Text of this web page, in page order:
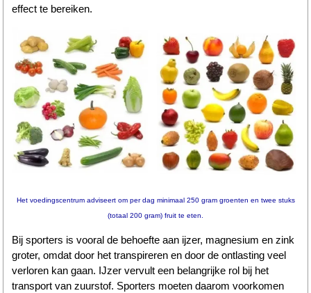
Tips
Boeken
Site
effect te bereiken.
Het voedingscentrum adviseert om per dag minimaal 250 gram groenten en twee stuks
(totaal 200 gram) fruit te eten.
Bij sporters is vooral de behoefte aan ijzer, magnesium en zink
groter, omdat door het transpireren en door de ontlasting veel
verloren kan gaan. IJzer vervult een belangrijke rol bij het
transport van zuurstof. Sporters moeten daarom voorkomen